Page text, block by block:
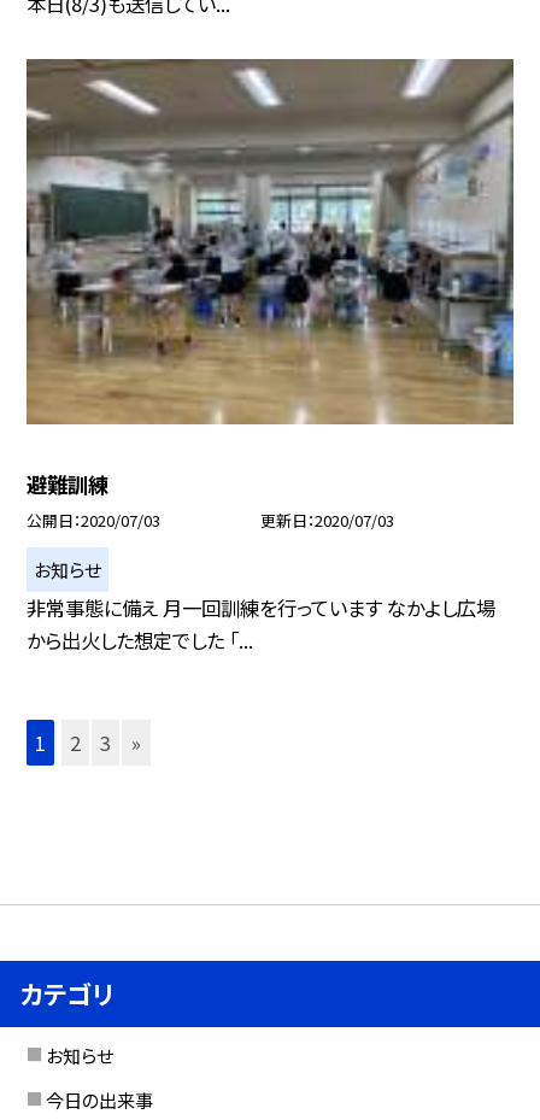
避難訓練
公開日 2020/07/03 更新日 2020/07/03
お知らせ
非常事態に備え 月一回訓練を行っています なかよし広場
から出火した想定でした 「...
1 2 3 »
カテゴリ
お知らせ
今日の出来事